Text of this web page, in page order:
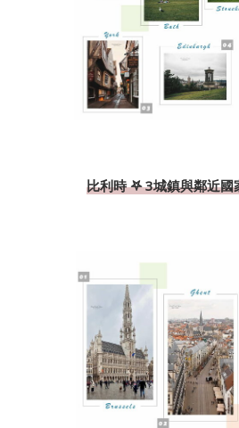
比利時 𖤐 3城鎮與鄰近國